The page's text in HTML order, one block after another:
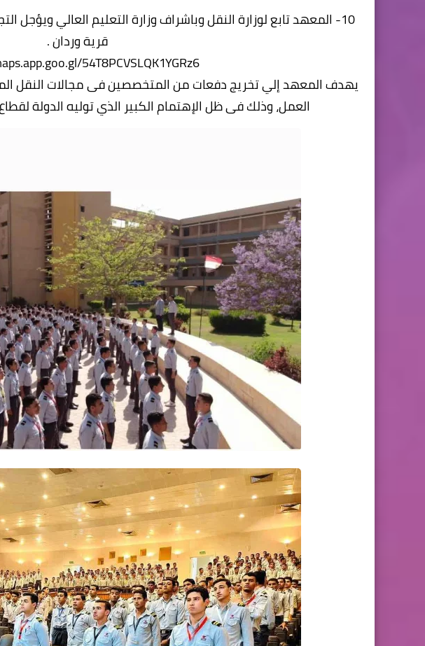
10- المعهد تابع لوزارة النقل وباشراف وزارة التعليم العالي
قرية وردان .
54T8PCVSLQK1YGRz6
يهدف المعهد إلي تخريج دفعات من المتخصصين فى مجالات النقل
العمل، وذلك فى ظل الإهتمام الكبير الذي توليه الدولة